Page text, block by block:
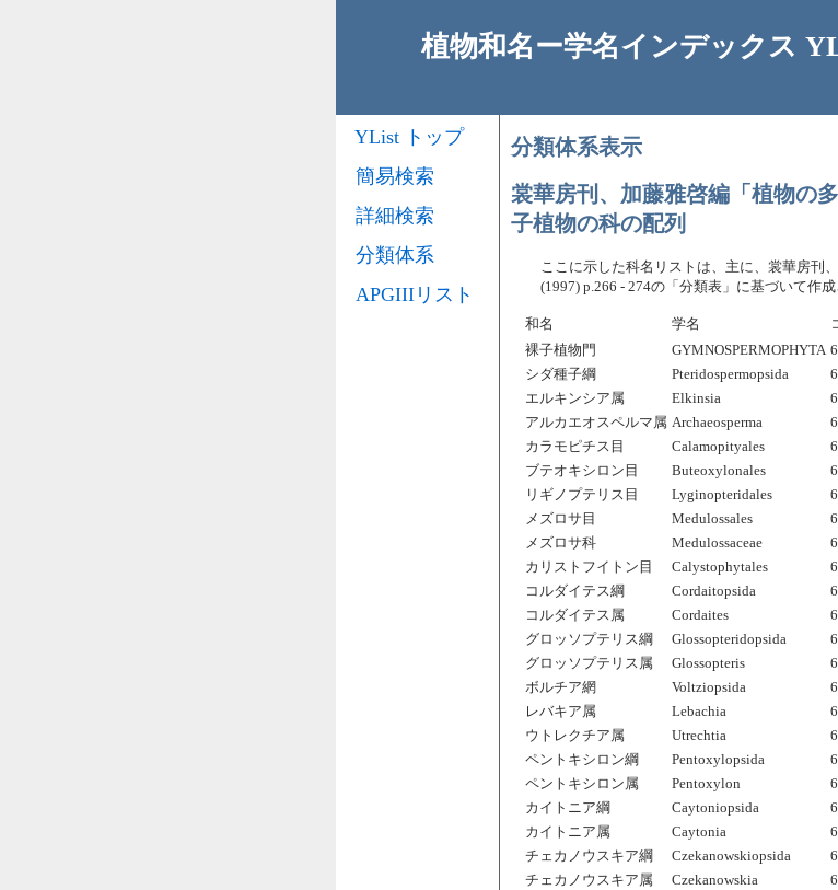
植物和名ー学名インデックス
分類体系表示
裳華房刊、加藤雅啓編「植物の
子植物の科の配列
ここに示した科名リストは、主に、裳華房刊
(1997) p.266 - 274の「分類表」に基づいて作成
和名 学名
裸子植物門
GYMNOSPERMOPHYTA
シダ種子綱
Pteridospermopsida
エルキンシア属
Elkinsia
アルカエオスペルマ属 Archaeosperma
カラモピチス目
Calamopityales
ブテオキシロン目
Buteoxylonales
リギノプテリス目
Lyginopteridales
メズロサ目
Medulossales
メズロサ科
Medulossaceae
カリストフイトン目
Calystophytales
コルダイテス綱
Cordaitopsida
コルダイテス属
Cordaites
グロッソプテリス綱
Glossopteridopsida
グロッソプテリス属
Glossopteris
ボルチア網
Voltziopsida
レバキア属
Lebachia
ウトレクチア属
Utrechtia
ペントキシロン綱
Pentoxylopsida
ペントキシロン属
Pentoxylon
カイトニア綱
Caytoniopsida
カイトニア属
Caytonia
チェカノウスキア綱
Czekanowskiopsida
チェカノウスキア属
Czekanowskia
YList トップ
簡易検索
詳細検索
分類体系
APGIIIリスト